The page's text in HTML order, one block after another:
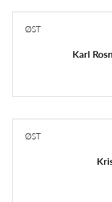
ØST
Karl
ØST